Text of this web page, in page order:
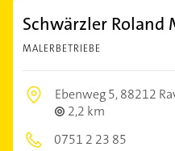
Schwärzler Roland
MALERBETRIEBE
Ebenweg 5,88212
2,2 km
0751 2 23 85